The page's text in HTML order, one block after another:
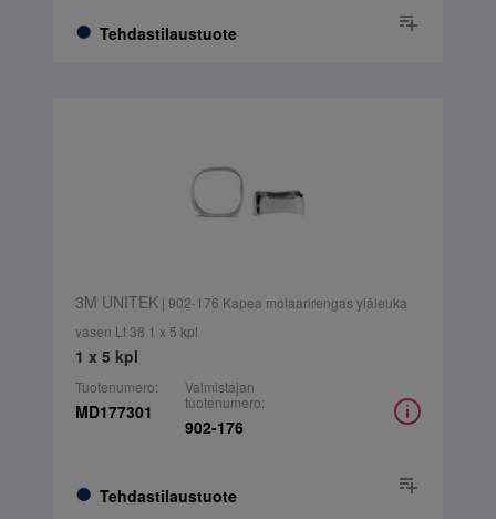
Tehdastilaustuote
3M UNITEK| 902-176 Kapea molaarirengas yläleuka
vasen Lt 38 1 x 5 kpl
1 x 5 kpl
Tuotenumero:
MD177301
Tehdastilaustuote
Valmistajan
tuotenumero:
902-176